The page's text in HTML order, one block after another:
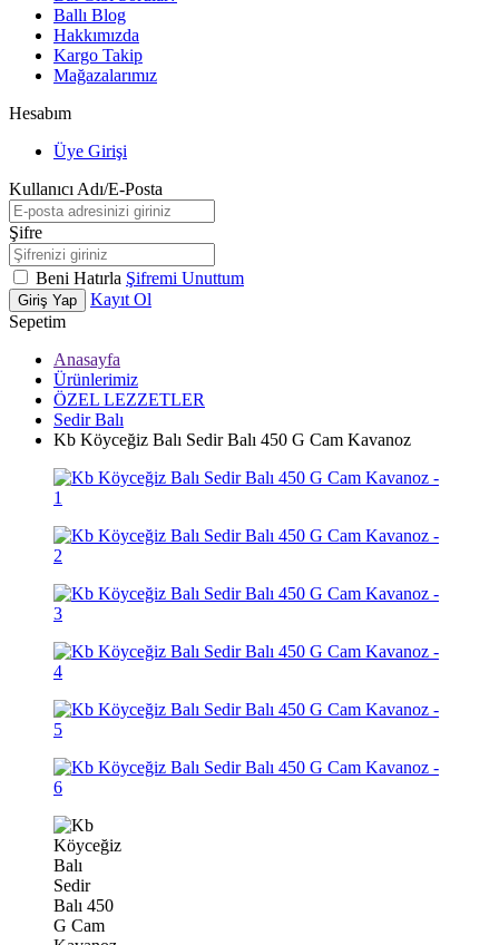
Ballı Blog
Hakkımızda
Kargo Takip
Mağazalarımız
Hesabım
Üye Girişi
Kullanıcı Adı/E-Posta
Şifre
Beni Hatırla Şifremi Unuttum
Giriş Yap
Kayıt Ol
Sepetim
Anasayfa
Ürünlerimiz
ÖZEL LEZZETLER
Sedir Balı
Kb Köyceğiz Balı Sedir Balı 450 G Cam Kavanoz